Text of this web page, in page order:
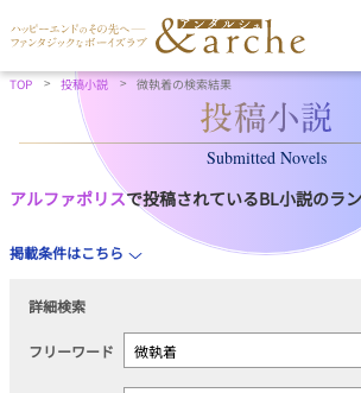
TOP 投稿小説 微執着の検索結果
Submitted Novels
アルファポリスで投稿されているBL小説のラン
掲載条件はこちら
詳細検索
フリーワード